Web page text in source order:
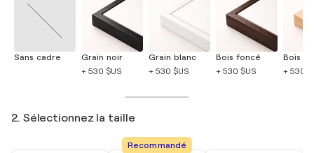
Sans cadre
Grain noir
+ 530 $US
Grain blanc
+ 530 $US
Bois foncé
+ 530 $US
Bois
+ 530
2. Sélectionnez la taille
Recommandé